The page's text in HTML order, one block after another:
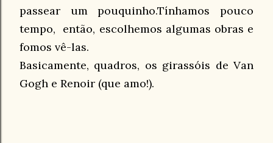
passear um pouquinho.Tínhamos pouco
tempo, então, escolhemos algumas obras e
fomos vê-las.
Basicamente, quadros, os girassóis de Van
Gogh e Renoir (que amo!).